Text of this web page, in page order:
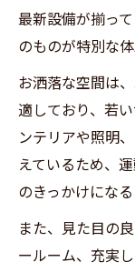
水戸ジ
見
ジム水
実際に
め
水戸ス
プール
カッコい
ジム
最新設備が揃っ
のものが特別な体
お洒落な空間は
適しており、若
ンテリアや照明
えているため、
のきっかけにな
また、見た目の
ールーム、充実